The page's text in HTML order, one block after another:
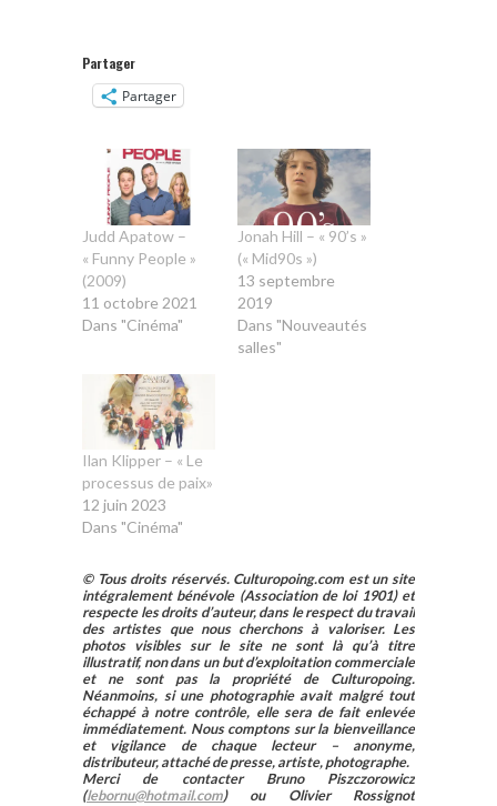
Partager
Partager
Judd Apatow –
« Funny People »
(2009)
11 octobre 2021
Dans "Cinéma"
Jonah Hill – « 90’s »
(« Mid90s »)
13 septembre
2019
Dans "Nouveautés
salles"
Ilan Klipper – « Le
processus de paix»
12 juin 2023
Dans "Cinéma"
© Tous droits réservés. Culturopoing.com est un site
intégralement bénévole (Association de loi 1901) et
respecte les droits d’auteur, dans le respect du travail
des artistes que nous cherchons à valoriser. Les
photos visibles sur le site ne sont là qu’à titre
illustratif, non dans un but d’exploitation commerciale
et ne sont pas la propriété de Culturopoing.
Néanmoins, si une photographie avait malgré tout
échappé à notre contrôle, elle sera de fait enlevée
immédiatement. Nous comptons sur la bienveillance
et vigilance de chaque lecteur – anonyme,
distributeur, attaché de presse, artiste, photographe.
Merci de contacter Bruno Piszczorowicz
(lebornu@hotmail.com) ou Olivier Rossignot